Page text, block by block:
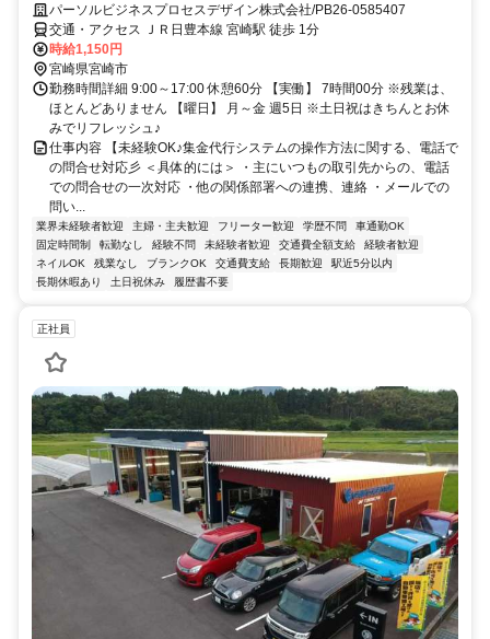
パーソルビジネスプロセスデザイン株式会社/PB26-0585407
交通・アクセス ＪＲ日豊本線 宮崎駅 徒歩 1分
時給1,150円
宮崎県宮崎市
勤務時間詳細 9:00～17:00 休憩60分 【実働】 7時間00分 ※残業は、
ほとんどありません 【曜日】 月～金 週5日 ※土日祝はきちんとお休
みでリフレッシュ♪
仕事内容 【未経験OK♪集金代行システムの操作方法に関する、電話で
の問合せ対応彡 ＜具体的には＞ ・主にいつもの取引先からの、電話
での問合せの一次対応 ・他の関係部署への連携、連絡 ・メールでの
問い...
業界未経験者歓迎 主婦・主夫歓迎 フリーター歓迎 学歴不問
車通勤OK
固定時間制
転勤なし 経験不問 未経験者歓迎 交通費全額支給
経験者歓迎
ネイルOK
残業なし ブランクOK 交通費支給 長期歓迎
駅近5分以内
長期休暇あり
土日祝休み 履歴書不要
正社員